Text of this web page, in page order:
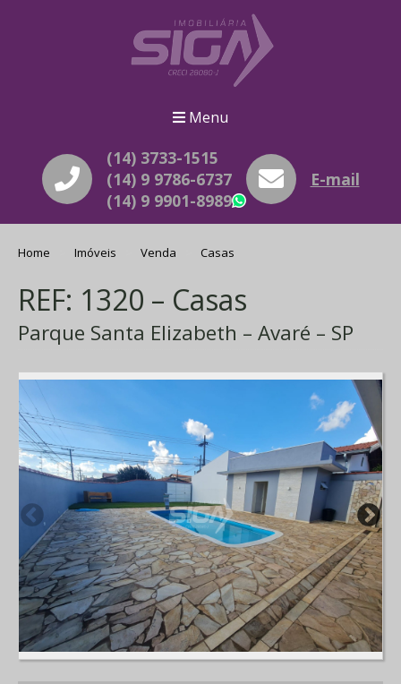
Menu
(14) 3733-1515
(14) 9 9786-6737
(14) 9 9901-8989
WhatsApp
E-mail
Home Imóveis Venda Casas
REF: 1320 – Casas
Parque Santa Elizabeth – Avaré – SP